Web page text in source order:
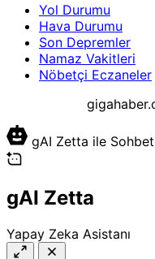
Yol Durumu
Hava Durumu
Son Depremler
Namaz Vakitleri
Nöbetçi Eczaneler
gAI Zetta ile
gAI Zetta
Yapay Zeka Asistanı